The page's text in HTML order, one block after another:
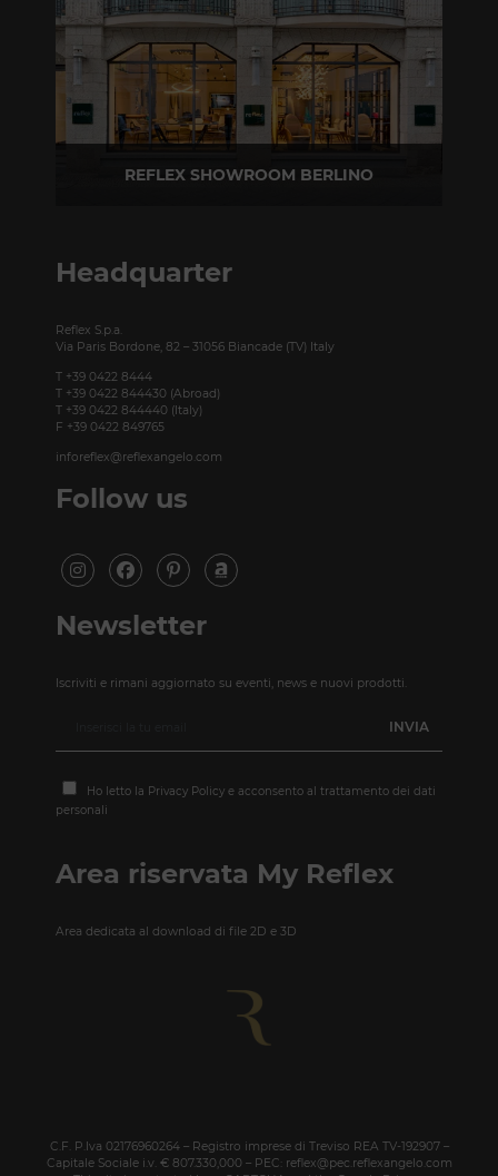
REFLEX SHOWROOM BERLINO
Headquarter
Reflex S.p.a.
Via Paris Bordone, 82 – 31056 Biancade (TV) Italy
T +39 0422 8444
T +39 0422 844430 (Abroad)
T +39 0422 844440 (Italy)
F +39 0422 849765
inforeflex@reflexangelo.com
Follow us
Newsletter
Iscriviti e rimani aggiornato su eventi, news e nuovi prodotti.
Ho letto la Privacy Policy e acconsento al trattamento dei dati
personali
Area riservata My Reflex
Area dedicata al download di file 2D e 3D
C.F. P.Iva 02176960264 – Registro imprese di Treviso REA TV-192907 –
Capitale Sociale i.v. € 807.330,000 – PEC: reflex@pec.reflexangelo.com